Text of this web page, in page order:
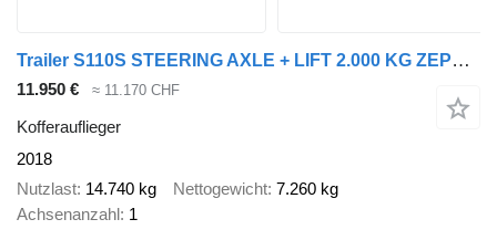
Trailer S110S STEERING AXLE + LIFT 2.000 KG ZEPRO + REMOTE
11.950 € ≈ 11.170 CHF
Kofferauflieger
2018
Nutzlast 14.740 kg Nettogewicht 7.260 kg
Achsenanzahl 1